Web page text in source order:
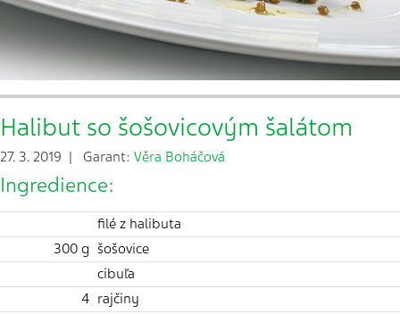
Halibut so šošovicovým šalátom
27. 3. 2019 | Garant: Věra Boháčová
Ingredience:
filé z halibuta
300 g šošovice
cibuľa
4 rajčiny